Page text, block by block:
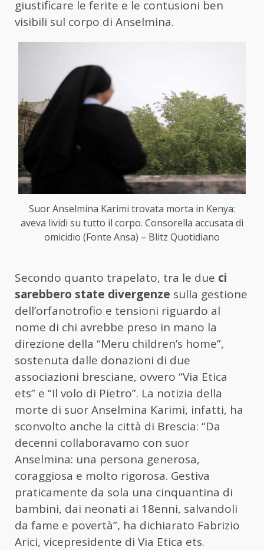
giustificare le ferite e le contusioni ben
visibili sul corpo di Anselmina.
Suor Anselmina Karimi trovata morta in Kenya:
aveva lividi su tutto il corpo. Consorella accusata di
omicidio (Fonte Ansa) – Blitz Quotidiano
Secondo quanto trapelato, tra le due ci
sarebbero state divergenze sulla gestione
dell’orfanotrofio e tensioni riguardo al
nome di chi avrebbe preso in mano la
direzione della “Meru children’s home”,
sostenuta dalle donazioni di due
associazioni bresciane, ovvero “Via Etica
ets” e “Il volo di Pietro”. La notizia della
morte di suor Anselmina Karimi, infatti, ha
sconvolto anche la città di Brescia: “Da
decenni collaboravamo con suor
Anselmina: una persona generosa,
coraggiosa e molto rigorosa. Gestiva
praticamente da sola una cinquantina di
bambini, dai neonati ai 18enni, salvandoli
da fame e povertà”, ha dichiarato Fabrizio
Arici, vicepresidente di Via Etica ets.